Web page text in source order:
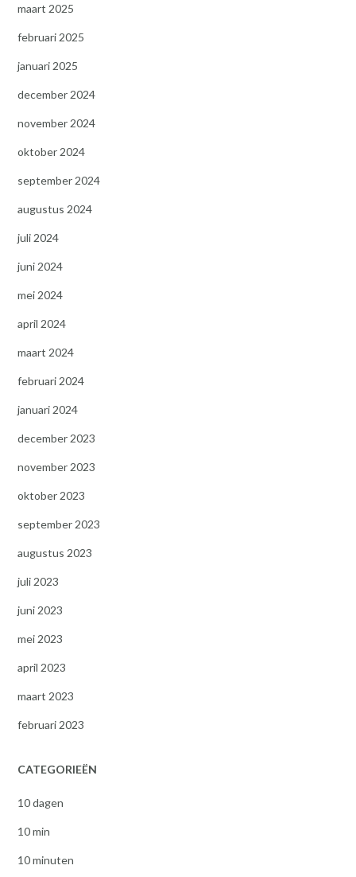
maart 2025
februari 2025
januari 2025
december 2024
november 2024
oktober 2024
september 2024
augustus 2024
juli 2024
juni 2024
mei 2024
april 2024
maart 2024
februari 2024
januari 2024
december 2023
november 2023
oktober 2023
september 2023
augustus 2023
juli 2023
juni 2023
mei 2023
april 2023
maart 2023
februari 2023
CATEGORIEËN
10 dagen
10 min
10 minuten